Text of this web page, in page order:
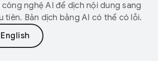
nghệ AI để dịch nội dung sang
tiên. Bản dịch bằng AI có thể có lỗi.